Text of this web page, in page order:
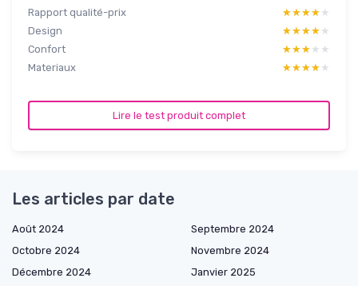
Rapport qualité-prix ★★★★★
★★★★★
Design
★★★★★
★★★★★
Confort
★★★★★
★★★★★
Materiaux
★★★★★
★★★★★
Lire le test produit complet
Les articles par date
Août 2024
Septembre 2024
Octobre 2024
Novembre 2024
Décembre 2024
Janvier 2025